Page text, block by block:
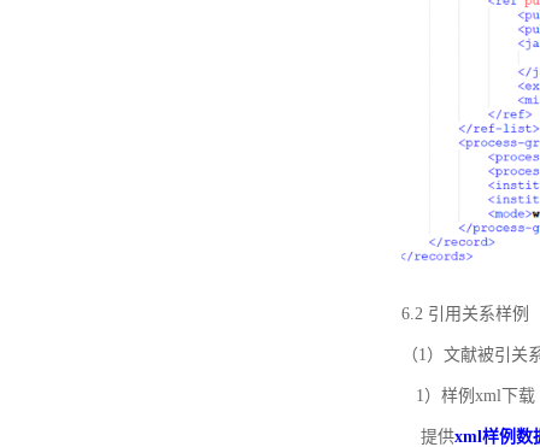
6.2 引用关系样例
（1）文献被引关
1）样例xml下载
提供xml样例数